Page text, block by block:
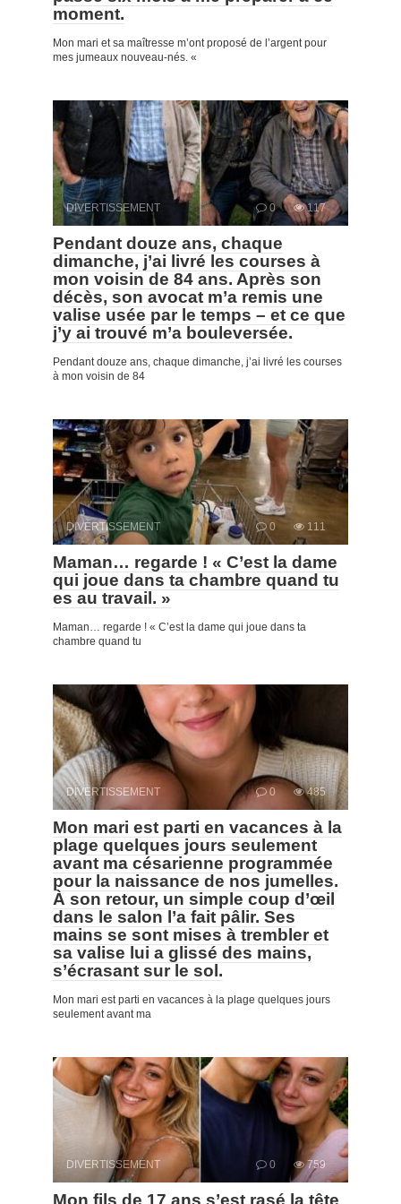
moment.
Mon mari et sa maîtresse m’ont proposé de l’argent pour
mes jumeaux nouveau-nés. «
DIVERTISSEMENT 0 117
Pendant douze ans, chaque
dimanche, j’ai livré les courses à
mon voisin de 84 ans. Après son
décès, son avocat m’a remis une
valise usée par le temps – et ce que
j’y ai trouvé m’a bouleversée.
Pendant douze ans, chaque dimanche, j’ai livré les courses
à mon voisin de 84
DIVERTISSEMENT 0 111
Maman… regarde ! « C’est la dame
qui joue dans ta chambre quand tu
es au travail. »
Maman… regarde ! « C’est la dame qui joue dans ta
chambre quand tu
DIVERTISSEMENT 0 485
Mon mari est parti en vacances à la
plage quelques jours seulement
avant ma césarienne programmée
pour la naissance de nos jumelles.
À son retour, un simple coup d’œil
dans le salon l’a fait pâlir. Ses
mains se sont mises à trembler et
sa valise lui a glissé des mains,
s’écrasant sur le sol.
Mon mari est parti en vacances à la plage quelques jours
seulement avant ma
DIVERTISSEMENT 0 759
Mon fils de 17 ans s’est rasé la tête